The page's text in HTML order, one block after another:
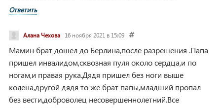
Ответить
Алана Чехова 16 ноября 2021 в 15:09
Мамин брат дошел до Берлина,после разрешения .Папа
пришел инвалидом,сквозная пуля около сердца,и по
ногам,и правая рука.Дядя пришел без ноги выше
колена,другой дядя то же брат папы,младший пропал
без вести,доброволец несовершеннолетний.Все